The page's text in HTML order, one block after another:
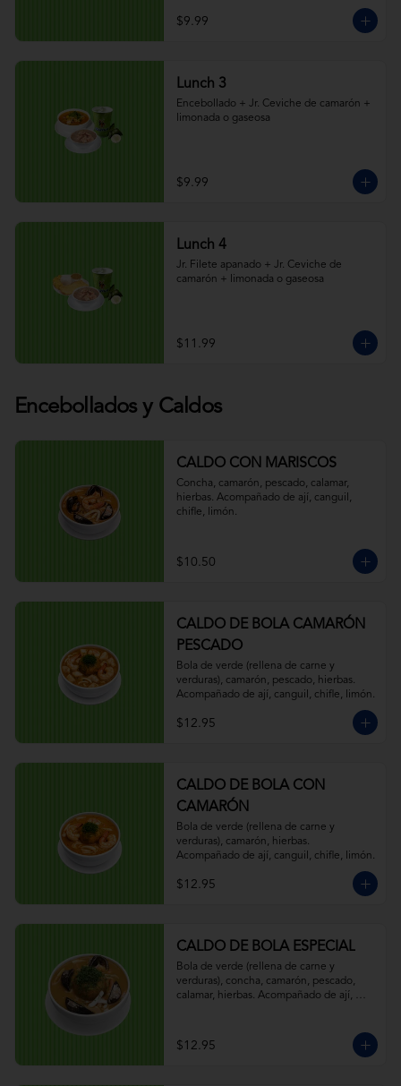
$9.99
Lunch 3
Encebollado + Jr. Ceviche de camarón +
limonada o gaseosa
$9.99
Lunch 4
Jr. Filete apanado + Jr. Ceviche de
camarón + limonada o gaseosa
$11.99
Encebollados y Caldos
CALDO CON MARISCOS
Concha, camarón, pescado, calamar,
hierbas. Acompañado de ají, canguil,
chifle, limón.
$10.50
CALDO DE BOLA CAMARÓN
PESCADO
Bola de verde (rellena de carne y
verduras), camarón, pescado, hierbas.
Acompañado de ají, canguil, chifle, limón.
$12.95
CALDO DE BOLA CON
CAMARÓN
Bola de verde (rellena de carne y
verduras), camarón, hierbas.
Acompañado de ají, canguil, chifle, limón.
$12.95
CALDO DE BOLA ESPECIAL
Bola de verde (rellena de carne y
verduras), concha, camarón, pescado,
calamar, hierbas. Acompañado de ají,
$12.95